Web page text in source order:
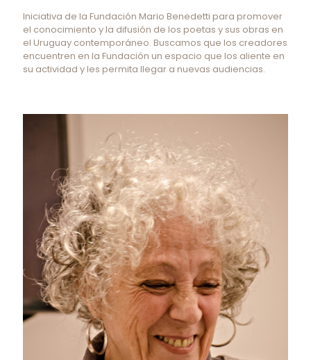
Iniciativa de la Fundación Mario Benedetti para promover
el conocimiento y la difusión de los poetas y sus obras en
el Uruguay contemporáneo. Buscamos que los creadores
encuentren en la Fundación un espacio que los aliente en
su actividad y les permita llegar a nuevas audiencias.